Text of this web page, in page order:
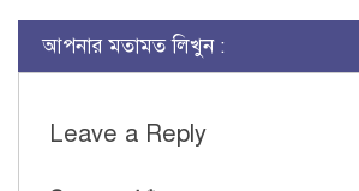
আপনার মতামত লিখুন :
Leave a Reply